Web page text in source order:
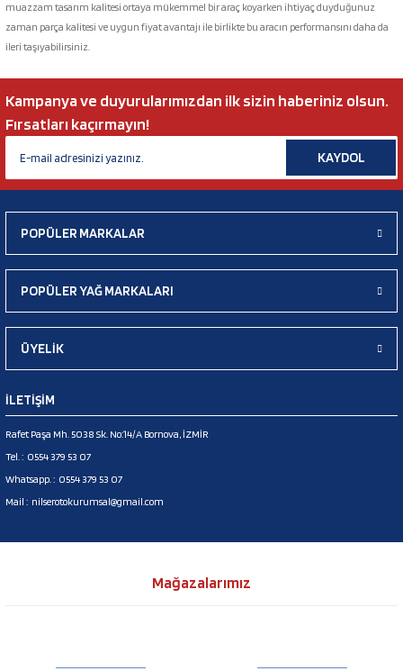
muazzam tasarım kalitesi ortaya mükemmel bir araç koyarken ihtiyaç duyduğunuz
zaman parça kalitesi ve uygun fiyat avantajı ile birlikte bu aracın performansını daha da
ileri taşıyabilirsiniz.
Kampanya ve duyurularımızdan ilk sizin haberiniz olsun.
Fırsatları kaçırmayın!
KAYDOL
POPÜLER MARKALAR
POPÜLER YAĞ MARKALARI
ÜYELİK
İLETİŞİM
Rafet Paşa Mh. 5038 Sk. No:14/A Bornova, İZMİR
Tel. : 0554 379 53 07
Whatsapp. : 0554 379 53 07
Mail : nilserotokurumsal@gmail.com
Mağazalarımız